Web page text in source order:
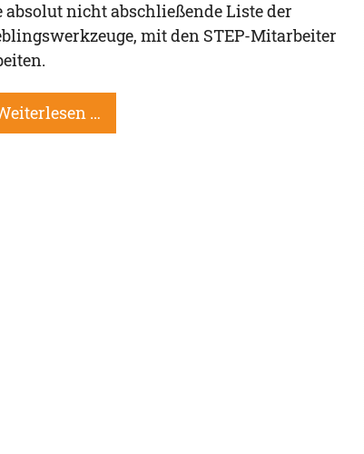
absolut nicht abschließende Liste der
mit den STEP-Mitarbeiter
…